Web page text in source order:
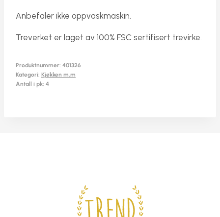
Anbefaler ikke oppvaskmaskin.
Treverket er laget av 100% FSC sertifisert trevirke.
Produktnummer: 401326
Kategori: Kjøkken m.m
Antall i pk: 4